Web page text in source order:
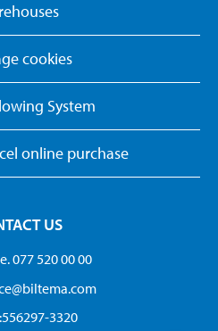
cookies
System
online purchase
US
077 520 00 00
3320